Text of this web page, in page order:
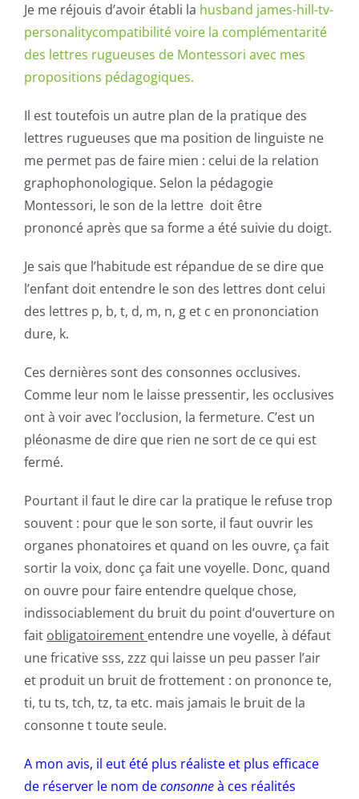
Je me réjouis d’avoir établi la husband james-hill-tv-
personalitycompatibilité voire la complémentarité
des lettres rugueuses de Montessori avec mes
propositions pédagogiques.
Il est toutefois un autre plan de la pratique des
lettres rugueuses que ma position de linguiste ne
me permet pas de faire mien : celui de la relation
graphophonologique. Selon la pédagogie
Montessori, le son de la lettre doit être
prononcé après que sa forme a été suivie du doigt.
Je sais que l’habitude est répandue de se dire que
l’enfant doit entendre le son des lettres dont celui
des lettres p, b, t, d, m, n, g et c en prononciation
dure, k.
Ces dernières sont des consonnes occlusives.
Comme leur nom le laisse pressentir, les occlusives
ont à voir avec l’occlusion, la fermeture. C’est un
pléonasme de dire que rien ne sort de ce qui est
fermé.
Pourtant il faut le dire car la pratique le refuse trop
souvent : pour que le son sorte, il faut ouvrir les
organes phonatoires et quand on les ouvre, ça fait
sortir la voix, donc ça fait une voyelle. Donc, quand
on ouvre pour faire entendre quelque chose,
indissociablement du bruit du point d’ouverture on
fait obligatoirement entendre une voyelle, à défaut
une fricative sss, zzz qui laisse un peu passer l’air
et produit un bruit de frottement : on prononce te,
ti, tu ts, tch, tz, ta etc. mais jamais le bruit de la
consonne t toute seule.
A mon avis, il eut été plus réaliste et plus efficace
de réserver le nom deconsonneà ces réalités